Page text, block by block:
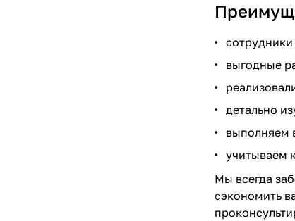
выгодные
детально
выполняем
учитываем
Мы всегда
сэкономить